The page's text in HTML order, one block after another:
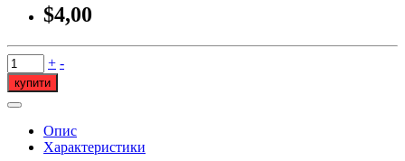
$4,00
+ -
купити
Опис
Характеристики